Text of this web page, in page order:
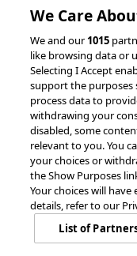
accesso Events
Partnerschaften
Alle Rechte
Cookie –
We Care
We and our1015
like browsing data or
Selecting I Accept
support the purposes
process data to
withdrawing your
disabled, some
relevant to you. You
your choices or
the Show Purposes
Your choices will
details, refer to our
List of